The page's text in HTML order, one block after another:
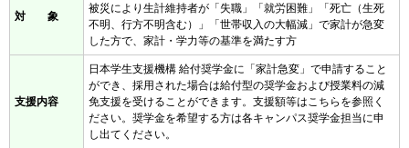
対 象
被災により生計維持者が「失職」「就労困難」「死亡（生死
不明、行方不明含む）」「世帯収入の大幅減」で家計が急変
した方で、家計・学力等の基準を満たす方
支援内容
日本学生支援機構 給付奨学金に「家計急変」で申請すること
ができ、採用された場合は給付型の奨学金および授業料の減
免支援を受けることができます。支援額等はこちらを参照く
ださい。奨学金を希望する方は各キャンパス奨学金担当に申
し出てください。